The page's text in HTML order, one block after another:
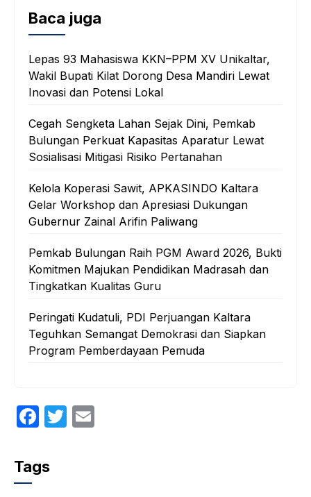
Baca juga
Lepas 93 Mahasiswa KKN–PPM XV Unikaltar,
Wakil Bupati Kilat Dorong Desa Mandiri Lewat
Inovasi dan Potensi Lokal
Cegah Sengketa Lahan Sejak Dini, Pemkab
Bulungan Perkuat Kapasitas Aparatur Lewat
Sosialisasi Mitigasi Risiko Pertanahan
Kelola Koperasi Sawit, APKASINDO Kaltara
Gelar Workshop dan Apresiasi Dukungan
Gubernur Zainal Arifin Paliwang
Pemkab Bulungan Raih PGM Award 2026, Bukti
Komitmen Majukan Pendidikan Madrasah dan
Tingkatkan Kualitas Guru
Peringati Kudatuli, PDI Perjuangan Kaltara
Teguhkan Semangat Demokrasi dan Siapkan
Program Pemberdayaan Pemuda
F
c
e
T
Tags